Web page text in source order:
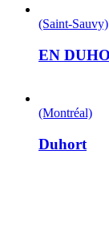
(Saint-Sauvy)
EN
(Montréal)
Duhort